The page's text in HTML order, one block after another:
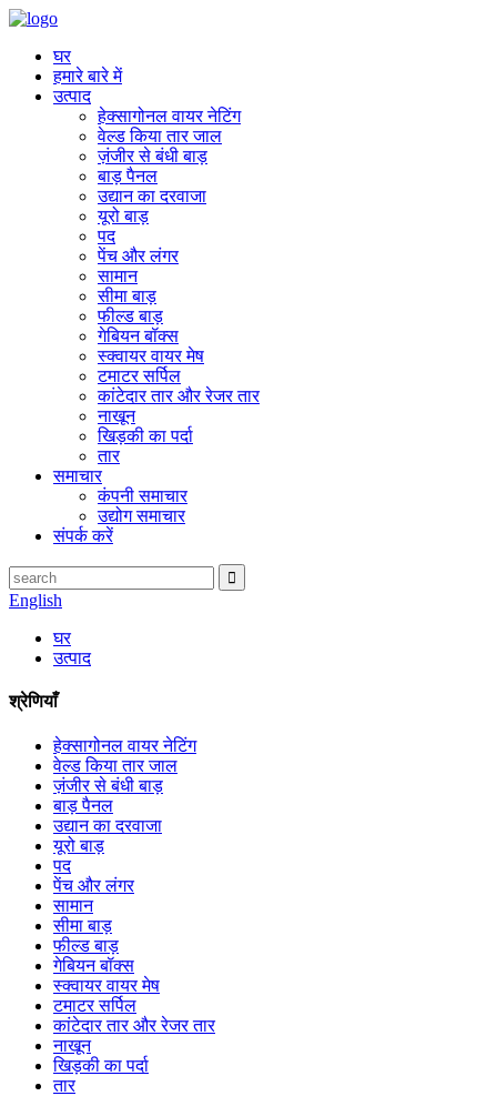
घर
हमारे बारे में
उत्पाद
हेक्सागोनल वायर नेटिंग
वेल्ड किया तार जाल
ज़ंजीर से बंधी बाड़
बाड़ पैनल
उद्यान का दरवाजा
यूरो बाड़
पद
पेंच और लंगर
सामान
सीमा बाड़
फील्ड बाड़
गेबियन बॉक्स
स्क्वायर वायर मेष
टमाटर सर्पिल
कांटेदार तार और रेजर तार
नाखून
खिड़की का पर्दा
तार
समाचार
कंपनी समाचार
उद्योग समाचार
संपर्क करें
English
घर
उत्पाद
श्रेणियाँ
हेक्सागोनल वायर नेटिंग
वेल्ड किया तार जाल
ज़ंजीर से बंधी बाड़
बाड़ पैनल
उद्यान का दरवाजा
यूरो बाड़
पद
पेंच और लंगर
सामान
सीमा बाड़
फील्ड बाड़
गेबियन बॉक्स
स्क्वायर वायर मेष
टमाटर सर्पिल
कांटेदार तार और रेजर तार
नाखून
खिड़की का पर्दा
तार